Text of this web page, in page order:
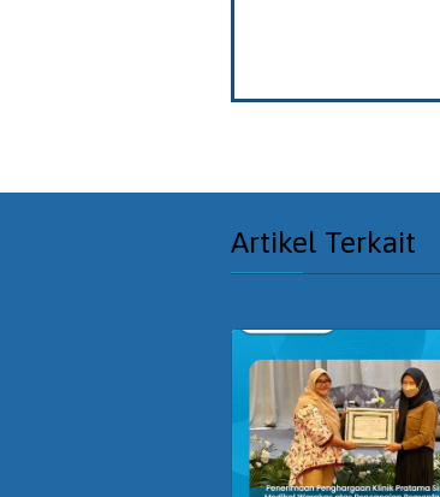
Artikel Terkait